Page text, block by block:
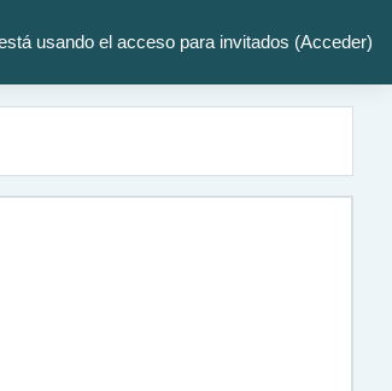
usando el acceso para invitados (Acceder)